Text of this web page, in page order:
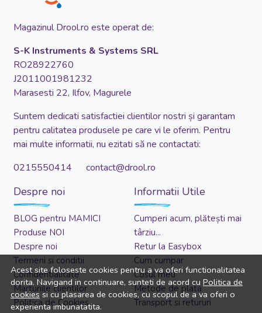
Acest site foloseste cookies pentru a va oferi functionalitatea
dorita. Navigand in continuare, sunteti de acord cu Politica de
cookiessi cu plasarea de cookies, cu scopul de a va oferi o
experienta imbunatatita.
Magazinul Drool.ro este operat de:
S-K Instruments & Systems SRL
RO28922760
J2011001981232
Marasesti 22, Ilfov, Magurele
Suntem dedicati satisfactiei clientilor nostri și garantam
pentru calitatea produsele pe care vi le oferim. Pentru
mai multe informatii, nu ezitati să ne contactati:
0215550414 contact@drool.ro
Despre noi
BLOG pentru MAMICI
Produse NOI
Despre noi
Termeni si conditii
Confidentialitate
Marturiile clientilor
Politica de Cookies
Informatii Utile
Cumperi acum, plătești mai
târziu...
Retur la Easybox
Cum cumpar
Cosul meu
Metode de plata
Transport si retururi